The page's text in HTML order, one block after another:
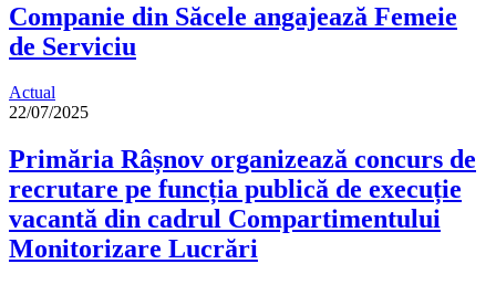
Companie din Săcele angajează Femeie
de Serviciu
Actual
22/07/2025
Primăria Râșnov organizează concurs de
recrutare pe funcția publică de execuție
vacantă din cadrul Compartimentului
Monitorizare Lucrări